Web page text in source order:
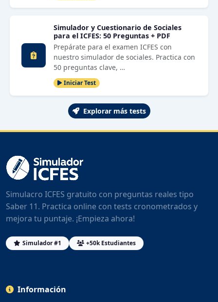
Simulador y Cuestionario de Sociales
para el ICFES: 50 Preguntas + PDF
Prepárate para el examen ICFES con
nuestro simulador de sociales. Practica con
50 preguntas clave, …
Iniciar Test
Explorar más tests
Simulacro ICFES gratuito con preguntas reales tipo
Saber 11. Practica online con tests cronometrados y
mejora tu puntaje. ¡Empieza ahora!
Simulador #1 +50k Estudiantes
Información